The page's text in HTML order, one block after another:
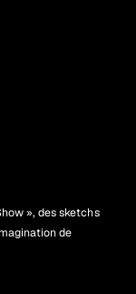
», des sketchs
de